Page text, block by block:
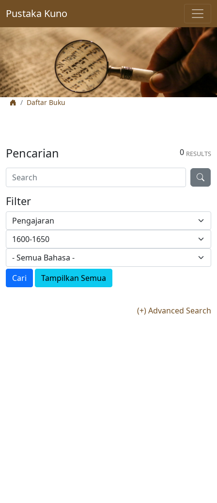
Pustaka Kuno
Daftar Buku
0 RESULTS
Pencarian
Filter
Cari Tampilkan Semua
(+) Advanced Search